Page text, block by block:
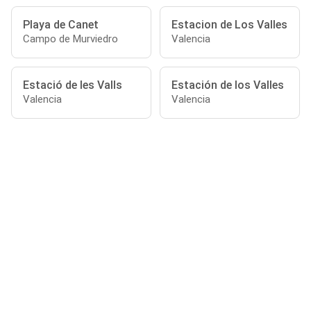
Playa de Canet
Campo de Murviedro
Estacion de Los Valles
Valencia
Estació de les Valls
Valencia
Estación de los Valles
Valencia